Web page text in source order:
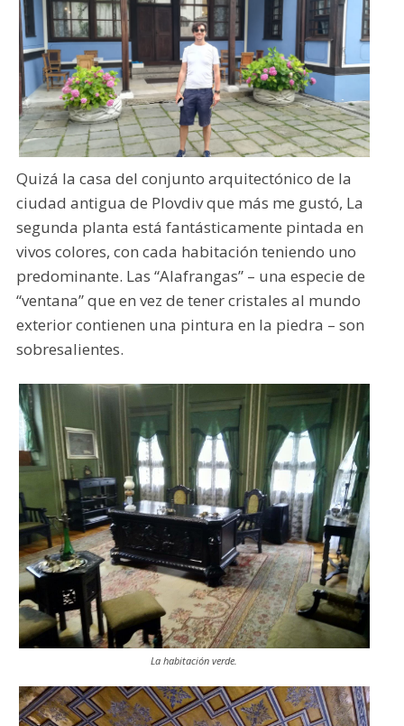
Quizá la casa del conjunto arquitectónico de la
ciudad antigua de Plovdiv que más me gustó, La
segunda planta está fantásticamente pintada en
vivos colores, con cada habitación teniendo uno
predominante. Las “Alafrangas” – una especie de
“ventana” que en vez de tener cristales al mundo
exterior contienen una pintura en la piedra – son
sobresalientes.
La habitación verde.